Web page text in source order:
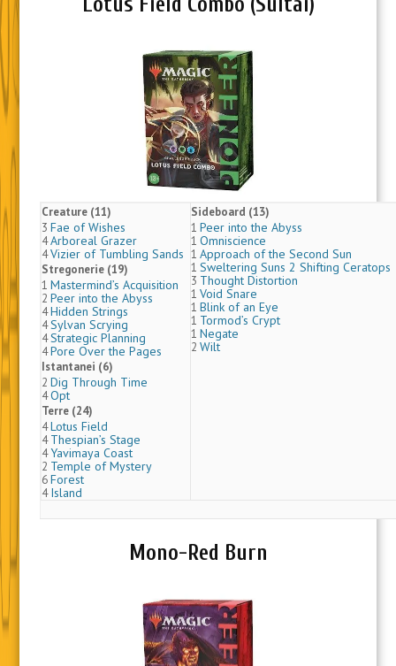
Creature (11)
3 Fae of Wishes
4Arboreal Grazer
4Vizier of Tumbling Sands
Stregonerie (19)
1 Mastermind’s Acquisition
2 Peer into the Abyss
4Hidden Strings
4Sylvan Scrying
4Strategic Planning
4Pore Over the Pages
Istantanei (6)
2 Dig Through Time
4Opt
Terre (24)
4Lotus Field
4 Thespian’s Stage
4Yavimaya Coast
2 Temple of Mystery
6Forest
4 Island
Sideboard (13)
1 Peer into the Abyss
1 Omniscience
1 Approach of the Second Sun
1 Sweltering Suns 2 Shifting Ceratops
3 Thought Distortion
1 Void Snare
1 Blink of an Eye
1 Tormod’s Crypt
1 Negate
2 Wilt
Mono-Red Burn